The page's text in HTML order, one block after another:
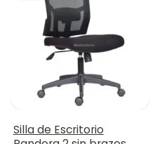
Silla de Escritorio